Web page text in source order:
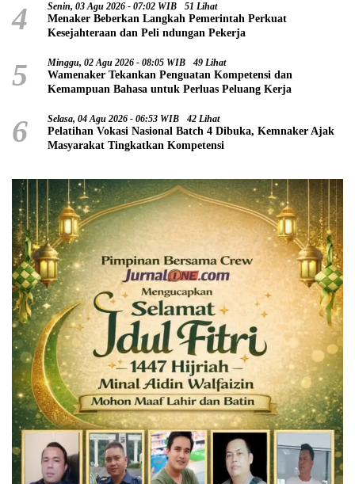
4 Senin, 03 Agu 2026 - 07:02 WIB 51 Lihat
Menaker Beberkan Langkah Pemerintah Perkuat
Kesejahteraan dan Peli ndungan Pekerja
5 Minggu, 02 Agu 2026 - 08:05 WIB 49 Lihat
Wamenaker Tekankan Penguatan Kompetensi dan
Kemampuan Bahasa untuk Perluas Peluang Kerja
6 Selasa, 04 Agu 2026 - 06:53 WIB 42 Lihat
Pelatihan Vokasi Nasional Batch 4 Dibuka, Kemnaker Ajak
Masyarakat Tingkatkan Kompetensi